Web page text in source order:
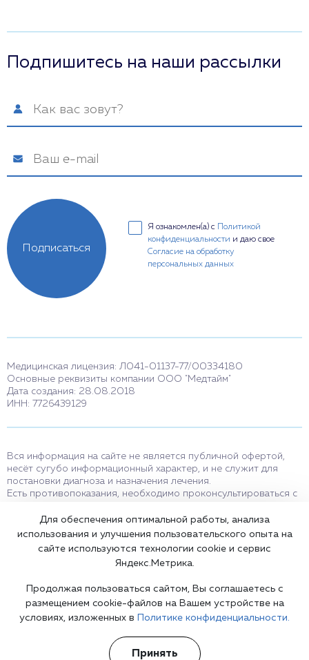
Подпишитесь на наши рассылки
Я ознакомлен(а) с
Политикой
конфиденциальности и даю свое
Согласие на обработку
персональных данных
Подписаться
Медицинская лицензия: Л041-01137-77/00334180
Основные реквизиты компании ООО "Медтайм"
Дата создания: 28.08.2018
ИНН: 7726439129
Вся информация на сайте не является публичной офертой,
несёт сугубо информационный характер, и не служит для
постановки диагноза и назначения лечения.
Есть противопоказания, необходимо проконсультироваться с
мессенджерам и в соцсетях носят исключительно
информационный характер и не являются медицинскими
услугами.
Оставаясь на сайте вы соглашаетесь на использование cookies.
Карта сайта
©2002-2026 Клиника доктора Шурова
Для обеспечения оптимальной работы, анализа
использования и улучшения пользовательского опыта на
сайте используются технологии cookie и сервис
Яндекс.Метрика.
Продолжая пользоваться сайтом, Вы соглашаетесь с
размещением cookie-файлов на Вашем устройстве на
условиях, изложенных в
Политике конфиденциальности.
Принять